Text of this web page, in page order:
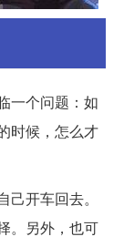
一个问题：如
时候，怎么才
开车回去。
。另外，也可